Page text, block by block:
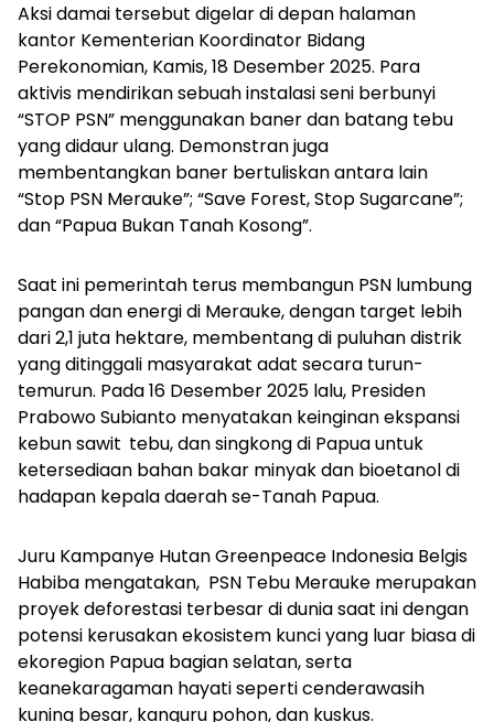
Aksi damai tersebut digelar di depan halaman
kantor Kementerian Koordinator Bidang
Perekonomian, Kamis, 18 Desember 2025. Para
aktivis mendirikan sebuah instalasi seni berbunyi
“STOP PSN” menggunakan baner dan batang tebu
yang didaur ulang. Demonstran juga
membentangkan baner bertuliskan antara lain
“Stop PSN Merauke”; “Save Forest, Stop Sugarcane”;
dan “Papua Bukan Tanah Kosong”.
Saat ini pemerintah terus membangun PSN lumbung
pangan dan energi di Merauke, dengan target lebih
dari 2,1 juta hektare, membentang di puluhan distrik
yang ditinggali masyarakat adat secara turun-
temurun. Pada 16 Desember 2025 lalu, Presiden
Prabowo Subianto menyatakan keinginan ekspansi
kebun sawit tebu, dan singkong di Papua untuk
ketersediaan bahan bakar minyak dan bioetanoldi
hadapan kepala daerah se-Tanah Papua.
Juru Kampanye Hutan Greenpeace Indonesia Belgis
Habiba mengatakan, PSN Tebu Merauke merupakan
proyek deforestasi terbesar di dunia saat ini dengan
potensi kerusakan ekosistem kunci yang luar biasa di
ekoregion Papua bagian selatan, serta
keanekaragaman hayati seperti cenderawasih
kuning besar, kanguru pohon, dan kuskus.